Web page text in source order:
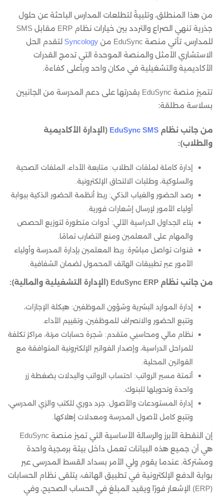
من هذا المنطلق، وتلبيةً لتطلعات المدارس الباحثة عن حلول
جذرية تنهي الصراع والتردد بين خيارات نظام ERP مقابل SMS
للمدارس، تأتي منصة EduSync من
Syncology لتقدم الحل
الاستشاري الأمثل والمنصة الموحدة التي تدمج القدرات
الأكاديمية والتشغيلية في مكان واحد وبأعلى كفاءة.
تتميز منصة EduSync بقدرتها على دعم المدرسة من الجانبين
بسلاسة مطلقة:
من جانب نظام EduSync SMS (الإدارة الأكاديمية
والطلاب):
إدارة كاملة لملفات الطلاب: متابعة الأداء، الملفات الصحية
والسلوكية، وطلبات الالتحاق الإلكترونية.
رصد الحضور والغياب الذكي: ربط أنظمة الحضور الذكية ببوابة
أولياء الأمور لإرسال إشعارات فورية.
بناء الجداول الدراسية الآلي: أدوات متطورة لتوزيع الحصص
والمهام على المعلمين ومنع التضارب تمامًا.
قنوات تواصل مباشرة: ربط المعلمين بإدارة المدرسة وأولياء
الأمور عبر تطبيقات الهاتف المحمول لضمان الشفافية.
من جانب نظام EduSync ERP (الإدارة التشغيلية والمالية):
إدارة الموارد البشرية وشؤون الموظفين: هيكلة الإجازات،
وتتبع الحضور والانصراف للموظفين، وتقييم الأداء.
نظام مالي ومحاسبي متقدم: شجرة حسابات مرنة، مراكز تكلفة
للمراحل الدراسية، وإصدار الفواتير الإلكترونية المتوافقة مع
القوانين المحلية.
أتمتة مسير الرواتب: احتساب الرواتب والبدلات بضغطة زر
واحدة وتحويلها للبنوك.
إدارة المستودعات والأصول: جرد دوري للكتب والزي المدرسي،
وتتبع كامل لأصول المدرسة ومعدلات إهلاكها.
إن النقطة الأبرز والرسالة الأساسية التي تميز منصة EduSync
هي أن جميع هذه البيانات تعمل داخل بيئة برمجية واحدة
ومشتركة. عندما يقوم ولي الأمر بسداد القسط المدرسى عبر
بوابة الدفع الإلكترونية في تطبيق الهاتف، يتلقى نظام الحسابات
(ERP) الإشعار فورًا ويقيد المبلغ في الحساب الصحيح، وفي